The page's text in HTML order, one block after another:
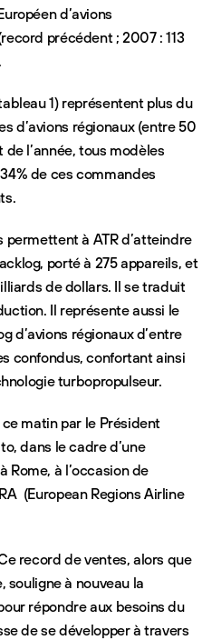
d’avions
précédent ; 2007 : 113
1) représentent plus du
d’avions régionaux (entre 50
l’année, tous modèles
de ces commandes
permettent à ATR d’atteindre
porté à 275 appareils, et
de dollars. Il se traduit
Il représente aussi le
d’avions régionaux d’entre
confondus, confortant ainsi
turbopropulseur.
matin par le Président
dans le cadre d’une
Rome, à l’occasion de
(European Regions Airline
record de ventes, alors que
souligne à nouveau la
répondre aux besoins du
de se développer à travers